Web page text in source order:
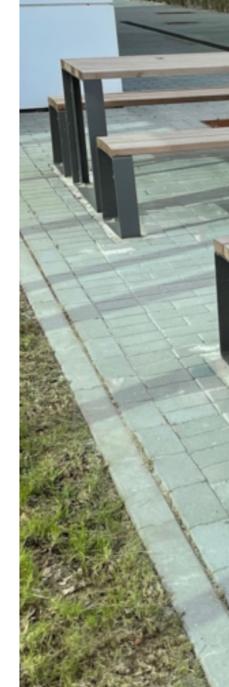
métal. De plus, notre offre d’équipement
sur-mesure vous laisse la possibilité
d’imaginer le mobilier urbain de demain. À
Notre offre s’articule autour de
différentes essences de bois mais
également autour de différentes
finitions. Ainsi nous avons du bambou,
du robinier saturé, du chêne saturé et du
bois exotique. Concernant ce dernier,
vous disposez de 3 choix de lasure :
incolore, chêne clair ou chêne foncé. En
outre, nous vous proposons également
du bois stratifié. Celui-ci est une
succession de couches liées avec une
résine adaptée. Il se termine par une
couche finale pour la décoration du
matériau. Dès lors, vous avez un choix
assez large parmi des teintes plus ou
moins foncées.
Les avantages du mobilier urbain en bois
Le bois, comme matériau de mobilier
urbain, s’inscrit comme un classique
voire un indispensable. En effet, c’est la
matière que nous nous attendons à voir
sur des produits comme un banc ou une
table de pique nique. De fait, ce n’est pas
incohérent ! Cette matière est ainsi très
appréciée des utilisateurs.
Véritable incarnation de développement
durable, il retrouve ses lettres de
noblesse et devient, paradoxalement,
design. Associé à de l’acier, du corten, de
l’aluminium, de l’inox ou du zinc, il vous
offre un équipement solide, unique et
résistant.
Résistant, il appelle à la convivialité
comme aucun autre matériau.
Les inconvénients du mobilier urbain en
bois
Il est indéniable que, comparé à du
métal, le bois peut apparaître moins
solide. Malgré tout, sa résistance est
bien réelle et, d’autant plus, si on le
protège.
En effet, le bois est un matériau qui
demande davantage d’entretien que le
métal ou le plastique recyclable. Il doit